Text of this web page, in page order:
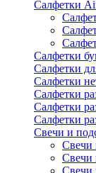
Салфетки
Салфетки
Салфетки
Салфетки
Салфетки
Салфетки
Салфетки
Свечи и
Свечи
Свечи
Свечи